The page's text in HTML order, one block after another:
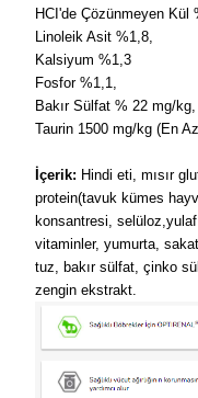
HCI'de Çözünmeyen Kül
Linoleik Asit %1,8,
Kalsiyum %1,3
Fosfor %1,1,
Bakır Sülfat % 22 mg/kg,
Taurin 1500 mg/kg (En
İçerik: Hindi eti, mısır
protein(tavuk kümes
konsantresi,
vitaminler, yumurta,
tuz, bakır sülfat, çinko
zengin ekstrakt.